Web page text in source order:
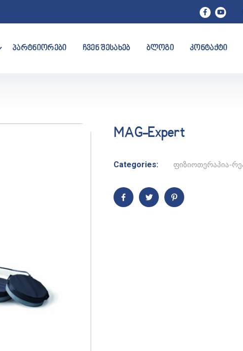
პარტნიორები ჩვენ შესახებ ბლოგი კონტაქტი
MAG-Expert
Categories: ფიზიოთერაპია-